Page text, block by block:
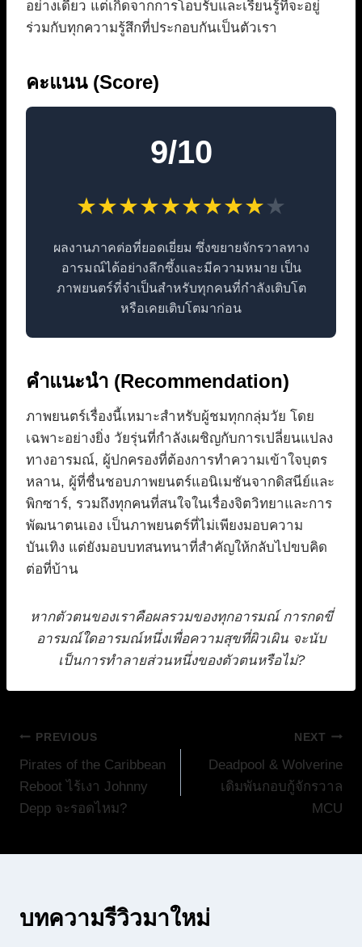
อย่างเดียว แต่เกิดจากการโอบรับและเรียนรู้ที่จะอยู่
ร่วมกับทุกความรู้สึกที่ประกอบกันเป็นตัวเรา
คะแนน (Score)
9/10
★★★★★★★★★★
ผลงานภาคต่อที่ยอดเยี่ยม ซึ่งขยายจักรวาลทาง
อารมณ์ได้อย่างลึกซึ้งและมีความหมาย เป็น
ภาพยนตร์ที่จำเป็นสำหรับทุกคนที่กำลังเติบโต
หรือเคยเติบโตมาก่อน
คำแนะนำ (Recommendation)
ภาพยนตร์เรื่องนี้เหมาะสำหรับผู้ชมทุกกลุ่มวัย โดย
เฉพาะอย่างยิ่ง วัยรุ่นที่กำลังเผชิญกับการเปลี่ยนแปลง
ทางอารมณ์, ผู้ปกครองที่ต้องการทำความเข้าใจบุตร
หลาน, ผู้ที่ชื่นชอบภาพยนตร์แอนิเมชันจากดิสนีย์และ
พิกซาร์, รวมถึงทุกคนที่สนใจในเรื่องจิตวิทยาและการ
พัฒนาตนเอง เป็นภาพยนตร์ที่ไม่เพียงมอบความ
บันเทิง แต่ยังมอบบทสนทนาที่สำคัญให้กลับไปขบคิด
ต่อที่บ้าน
หากตัวตนของเราคือผลรวมของทุกอารมณ์ การกดขี่
อารมณ์ใดอารมณ์หนึ่งเพื่อความสุขที่ผิวเผิน จะนับ
เป็นการทำลายส่วนหนึ่งของตัวตนหรือไม่?
แนะแนว
เรื่อง
PREVIOUS
Pirates of the Caribbean
Reboot ไร้เงา Johnny
Depp จะรอดไหม?
NEXT
Deadpool & Wolverine
เดิมพันกอบกู้จักรวาล
MCU
บทความรีวิวมาใหม่